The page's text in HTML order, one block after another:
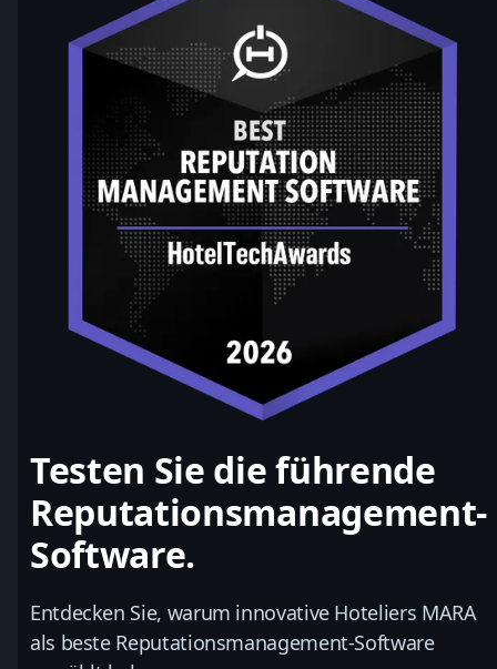
Testen Sie die führende
Reputationsmanagement-
Software.
Entdecken Sie, warum innovative Hoteliers MARA
als beste Reputationsmanagement-Software